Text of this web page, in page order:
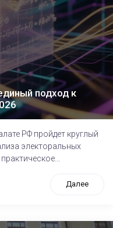
подход к
РФ пройдет круглый
электоральных
Далее